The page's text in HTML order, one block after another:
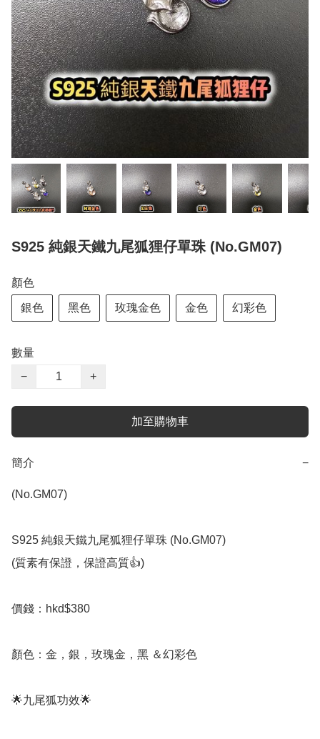
S925 純銀天鐵九尾狐狸仔單珠 (No.GM07)
顏色
銀色 黑色 玫瑰金色 金色 幻彩色
數量
−
+
加至購物車
簡介 −
(No.GM07)
S925 純銀天鐵九尾狐狸仔單珠 (No.GM07)
(質素有保證，保證高質👍)
價錢：hkd$380
顏色：金，銀，玫瑰金，黑 ＆幻彩色
🌟九尾狐功效🌟